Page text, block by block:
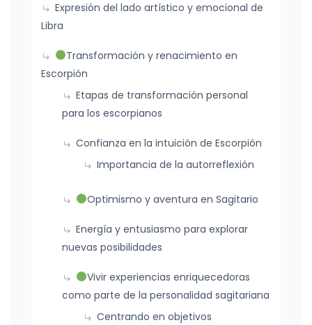
Expresión del lado artístico y emocional de
Libra
Transformación y renacimiento en
Escorpión
Etapas de transformación personal
para los escorpianos
Confianza en la intuición de Escorpión
Importancia de la autorreflexión
Optimismo y aventura en Sagitario
Energía y entusiasmo para explorar
nuevas posibilidades
Vivir experiencias enriquecedoras
como parte de la personalidad sagitariana
Centrando en objetivos